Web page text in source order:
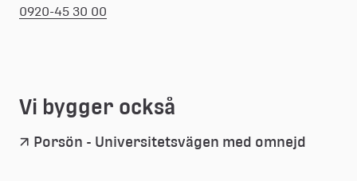
0920-45 30 00
Vi bygger också
Porsön - Universitetsvägen med omnejd